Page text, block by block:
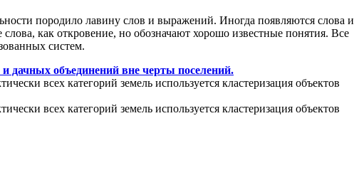
породило лавину слов и выражений. Иногда появляются слова и
как откровение, но обозначают хорошо известные понятия. Все
систем.
и дачных объединений вне черты поселений.
всех категорий земель используется кластеризация объектов
всех категорий земель используется кластеризация объектов